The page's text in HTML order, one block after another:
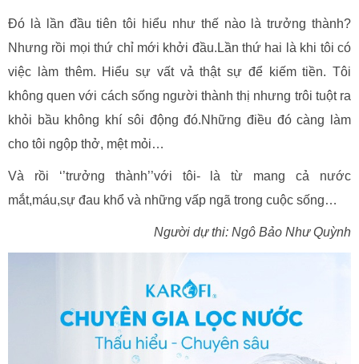
Đó là lần đầu tiên tôi hiểu như thế nào là trưởng thành?
Nhưng rồi mọi thứ chỉ mới khởi đầu.Lần thứ hai là khi tôi có
việc làm thêm. Hiểu sự vất vả thật sự để kiếm tiền. Tôi
không quen với cách sống người thành thị nhưng trôi tuột ra
khỏi bầu không khí sôi động đó.Những điều đó càng làm
cho tôi ngộp thở, mệt mỏi…
Và rồi ‘’trưởng thành’’với tôi- là từ mang cả nước
mắt,máu,sự đau khổ và những vấp ngã trong cuộc sống…
Người dự thi: Ngô Bảo Như Quỳnh